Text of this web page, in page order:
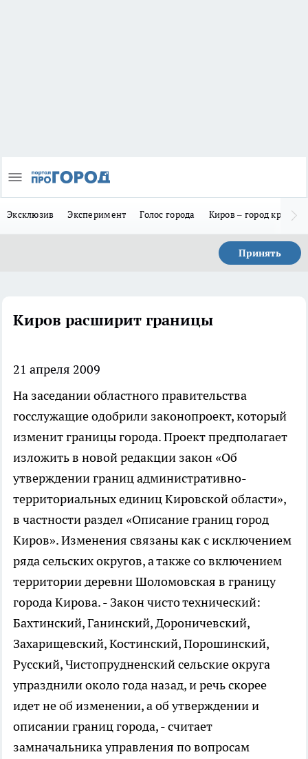
Эксклюзив Эксперимент Голос города Киров – город
Принять
Киров расширит границы
21 апреля 2009
На заседании областного правительства
госслужащие одобрили законопроект, который
изменит границы города.Проект предполагает
изложить в новой редакции закон «Об
утверждении границ административно-
территориальных единиц Кировской области»,
в частности раздел «Описание границ город
Киров». Изменения связаны как с исключением
ряда сельских округов, а также со включением
территории деревни Шоломовская в границу
города Кирова. - Закон чисто технический:
Бахтинский, Ганинский, Дороничевский,
Захарищевский, Костинский, Порошинский,
Русский, Чистопрудненский сельские округа
упразднили около года назад, и речь скорее
идет не об изменении, а об утверждении и
описании границ города, - считает
замначальника управления по вопросам